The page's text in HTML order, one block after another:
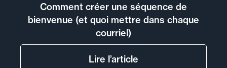
Comment créer une séquence de
bienvenue (et quoi mettre dans chaque
courriel)
Lire l’article